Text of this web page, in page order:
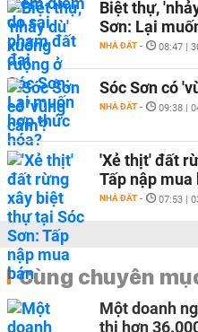
Biệt thự,
Sơn: Lại
NHÀ ĐẤT - 08:47 |
Sóc Sơn có
NHÀ ĐẤT - 09:38 |
'Xẻ thịt' đất
Tấp nập mua
NHÀ ĐẤT - 07:53 |
Cùng chuyên
Một doanh
thị hơn